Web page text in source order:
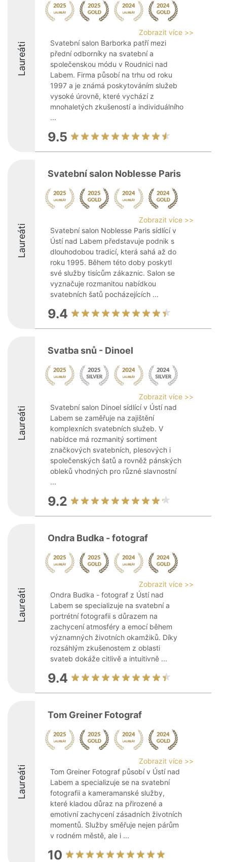
Laureáti
Zobrazit více >>
Svatební salon Barborka patří mezi
přední odborníky na svatební a
společenskou módu v Roudnici nad
Labem. Firma působí na trhu od roku
1997 a je známá poskytováním služeb
vysoké úrovně, které vychází z
mnohaletých zkušeností a individuálního
...
9.5
Laureáti
Svatební salon Noblesse Paris
Zobrazit více >>
Svatební salon Noblesse Paris sídlící v
Ústí nad Labem představuje podnik s
dlouhodobou tradicí, která sahá až do
roku 1995. Během této doby poskytl
své služby tisícům zákaznic. Salon se
vyznačuje rozmanitou nabídkou
svatebních šatů pocházejících ...
9.4
Laureáti
Svatba snů - Dinoel
Zobrazit více >>
Svatební salon Dinoel sídlící v Ústí nad
Labem se zaměřuje na zajištění
komplexních svatebních služeb. V
nabídce má rozmanitý sortiment
značkových svatebních, plesových i
společenských šatů a rovněž pánských
obleků vhodných pro různé slavnostní
...
9.2
Laureáti
Ondra Budka - fotograf
Zobrazit více >>
Ondra Budka - fotograf z Ústí nad
Labem se specializuje na svatební a
portrétní fotografii s důrazem na
zachycení atmosféry a emocí během
významných životních okamžiků. Díky
rozsáhlým zkušenostem z oblasti
svateb dokáže citlivě a intuitivně ...
9.4
Laureáti
Tom Greiner Fotograf
Zobrazit více >>
Tom Greiner Fotograf působí v Ústí nad
Labem a specializuje se na svatební
fotografii a kameramanské služby,
které kladou důraz na přirozené a
emotivní zachycení zásadních životních
momentů. Služby směřuje nejen párům
v rodném městě, ale i ...
10